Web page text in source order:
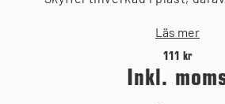
Läs mer
111 kr
Inkl.